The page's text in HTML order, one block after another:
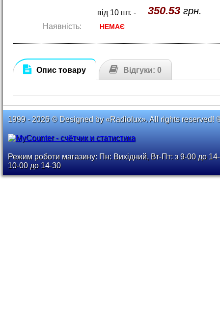
від 10 шт. - 350.53грн.
Наявність: НЕМАЄ
Опис товару Відгуки: 0
1999 - 2026 © Designed by «Radiolux». All rights reserved!
Режим роботи магазину: Пн: Вихідний, Вт-Пт: з 9-00 до
10-00 до 14-30